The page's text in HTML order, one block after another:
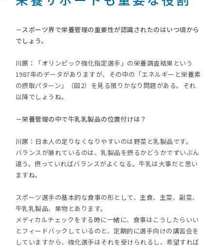
－スポーツ界で栄養管理の重要性が認識されたのはいつ頃から
でしょう。
川原：
「オリンピック強化指定選手」の栄養調査結果という
1987年のデータがありますが、その中の「エネルギーと栄養素
の摂取パターン」（図2）を見る限りかなり問題がある。それ
以降でしょうね。
－栄養管理の中で牛乳乳製品の位置付けは？
川原： 日本人の足りなくなりやすいのは野菜と乳製品です。
バランスが崩れているのは、乳製品を摂るかどうかでずいぶん
違う。摂っていればバランスがよくなる。牛乳は大事だと思い
ますね。
スポーツ選手の基本的な食事の形として、主食、主菜、副菜、
牛乳乳製品、果物とあります。
メディカルチェックをする時に一緒に、食事はこうしたらいい
とフィードバックしているのと、定期的に選手向けの講習会を
していますから、強化選手はそれを受けられるし、希望すれば